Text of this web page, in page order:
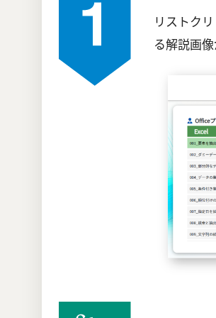
リストク
る解説画